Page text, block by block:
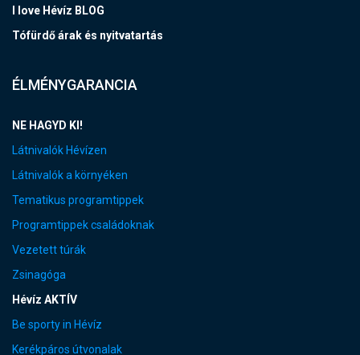
I love Hévíz BLOG
Tófürdő árak és nyitvatartás
ÉLMÉNYGARANCIA
NE HAGYD KI!
Látnivalók Hévízen
Látnivalók a környéken
Tematikus programtippek
Programtippek családoknak
Vezetett túrák
Zsinagóga
Hévíz AKTÍV
Be sporty in Hévíz
Kerékpáros útvonalak